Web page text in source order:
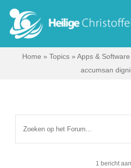
content
Ik zoek …
Home » Topics » Apps & Software
accumsan
1 bericht